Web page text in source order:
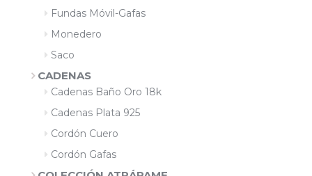
Fundas Móvil-Gafas
Monedero
Saco
CADENAS
Cadenas Baño Oro 18k
Cadenas Plata 925
Cordón Cuero
Cordón Gafas